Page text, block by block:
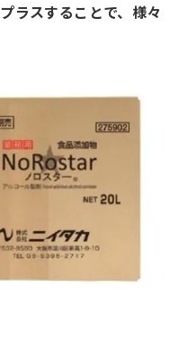
ラスすることで、様々